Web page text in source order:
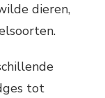
dieren,
tot